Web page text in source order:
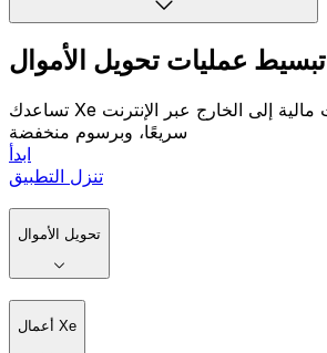
تبسيط عمليات تحويل الأموال
تساعدك Xe على إرسال تحويلات مالية إلى الخارج عبر الإنترنت
سريعًا، وبرسوم منخفضة
ابدأ
تنزل التطبيق
تحويل الأموال
أعمال Xe